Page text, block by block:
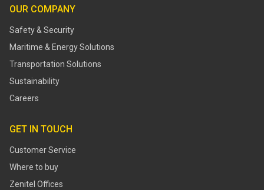
OUR COMPANY
Safety & Security
Maritime & Energy Solutions
Transportation Solutions
Sustainability
Careers
GET IN TOUCH
Customer Service
Where to buy
Zenitel Offices